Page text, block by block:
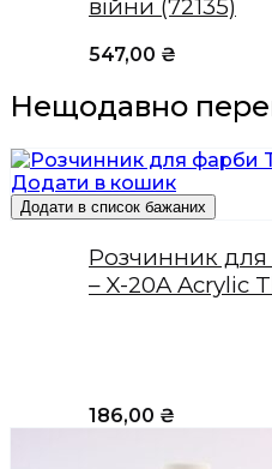
війни (72135)
547,00 ₴
Нещодавно
Додати в кошик
Додати в список бажаних
Розчинник
– X-20A Acrylic
186,00 ₴